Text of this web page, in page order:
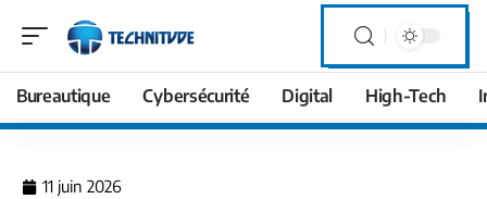
Bureautique Cybersécurité Digital High-Tech
11 juin 2026